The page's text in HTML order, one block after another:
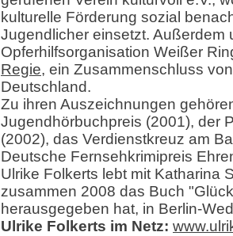
kulturelle Förderung sozial
Jugendlicher einsetzt. Außerdem
Opferhilfsorganisation Weißer
Regie, ein Zusammenschluss
Deutschland.
Zu ihren Auszeichnungen
Jugendhörbuchpreis (2001), der
(2002), das Verdienstkreuz am
Deutsche Fernsehkrimipreis
Ulrike Folkerts lebt mit Katharina
zusammen 2008 das Buch
herausgegeben hat, in Berlin-
Ulrike Folkerts im Netz: